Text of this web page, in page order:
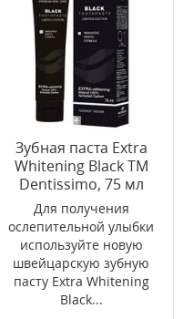
Зубная паста Extra
Whitening Black ТМ
Dentissimo, 75 мл
Для получения
ослепительной улыбки
используйте новую
швейцарскую зубную
пасту Extra Whitening
Black...